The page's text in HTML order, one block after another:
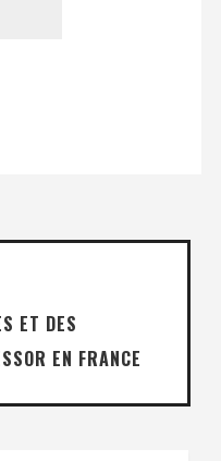
ET DES
EN FRANCE